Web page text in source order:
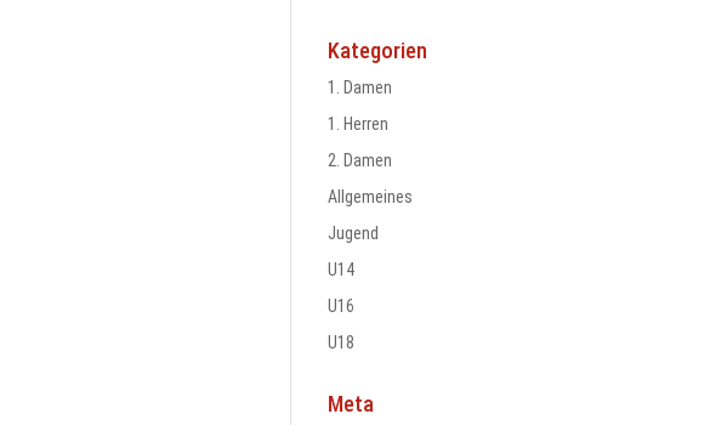
Kategorien
1. Damen
1. Herren
2. Damen
Allgemeines
Jugend
U14
U16
U18
Meta